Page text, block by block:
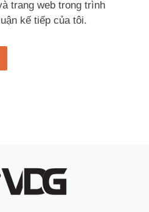
trang web trong trình
kế tiếp của tôi.